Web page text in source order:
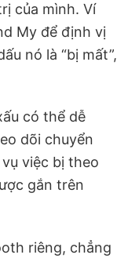
của mình. Ví
My để định vị
nó là “bị mất”,
có thể dễ
dõi chuyển
việc bị theo
gắn trên
riêng, chẳng